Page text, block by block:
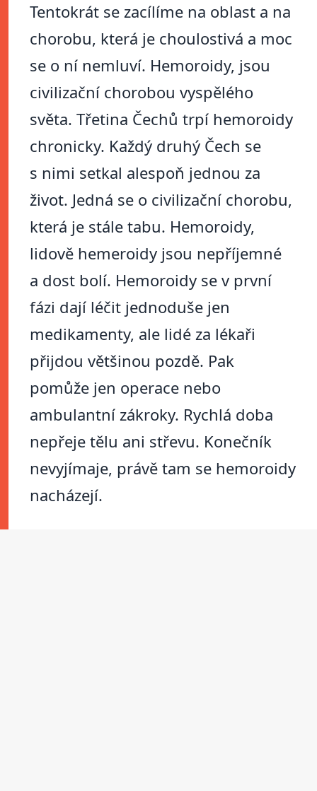
Tentokrát se zacílíme na oblast a na
chorobu, která je choulostivá a moc
se o ní nemluví. Hemoroidy, jsou
civilizační chorobou vyspělého
světa. Třetina Čechů trpí hemoroidy
chronicky. Každý druhý Čech se
s nimi setkal alespoň jednou za
život. Jedná se o civilizační chorobu,
která je stále tabu. Hemoroidy,
lidově hemeroidy jsou nepříjemné
a dost bolí. Hemoroidy se v první
fázi dají léčit jednoduše jen
medikamenty, ale lidé za lékaři
přijdou většinou pozdě. Pak
pomůže jen operace nebo
ambulantní zákroky. Rychlá doba
nepřeje tělu ani střevu. Konečník
nevyjímaje, právě tam se hemoroidy
nacházejí.